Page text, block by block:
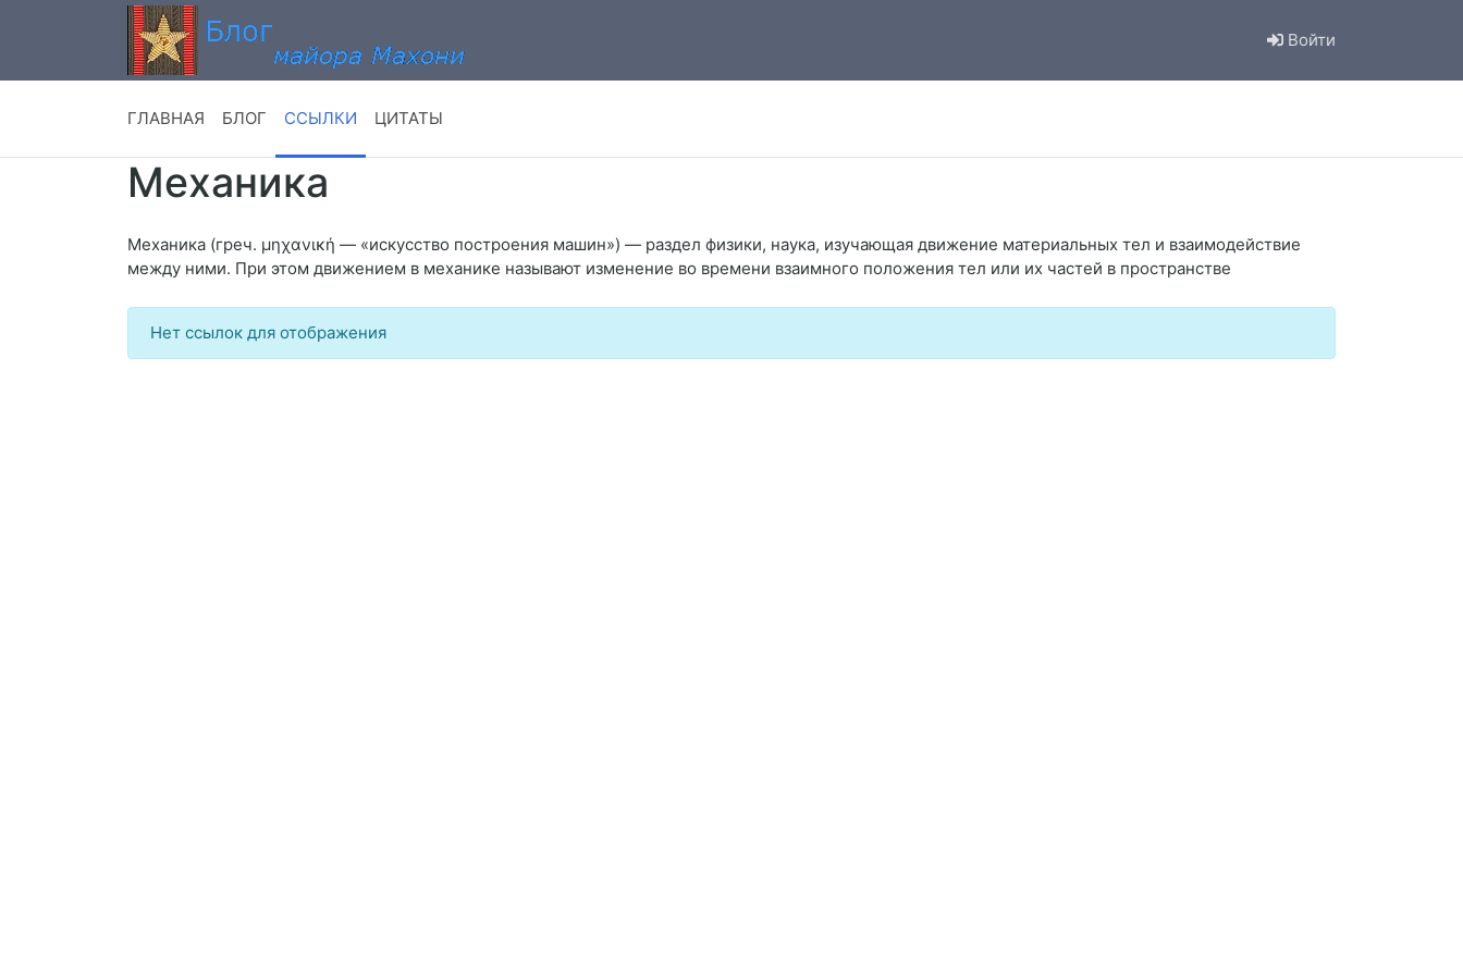
Войти
ГЛАВНАЯ БЛОГ ССЫЛКИ ЦИТАТЫ
Механика
Механика (греч. μηχανική — «искусство построения машин») — раздел физики, наука, изучающая движение материальных тел и взаимодействие
между ними. При этом движением в механике называют изменение во времени взаимного положения тел или их частей в пространстве
Нет ссылок для отображения